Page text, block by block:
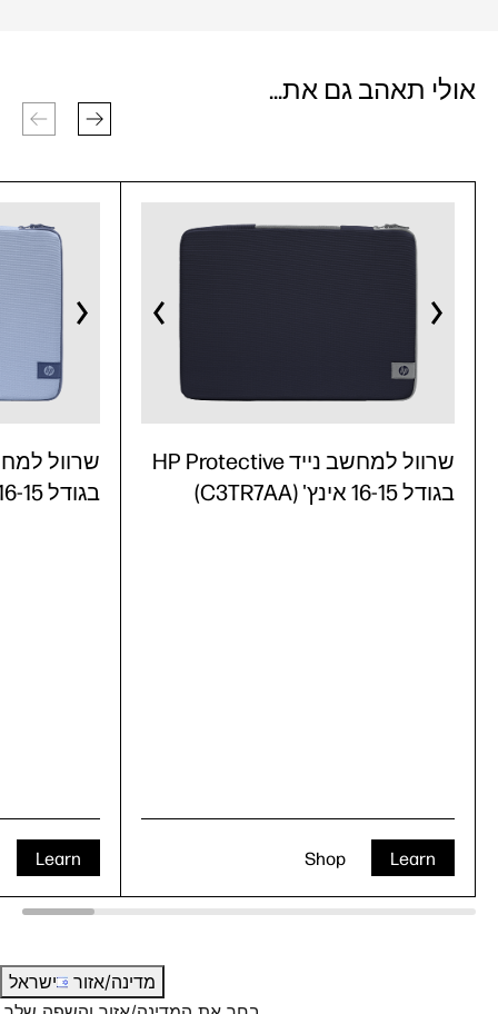
אולי תאהב גם את...
בגודל 16-15 אינץ' (C3TR6AA)
Learn
שרוול למחשב נייד HP Protective
בגודל 16-15 אינץ' (C3TR7AA)
Learn
Shop
מדינה/אזור
ישראל